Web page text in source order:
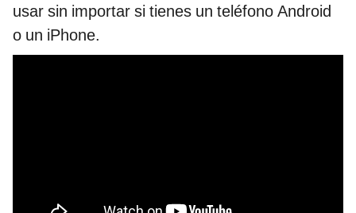
usar sin importar si tienes un teléfono Android
o un iPhone.